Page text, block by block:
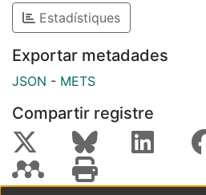
Estadístiques
Exportar metadades
JSON - METS
Compartir registre